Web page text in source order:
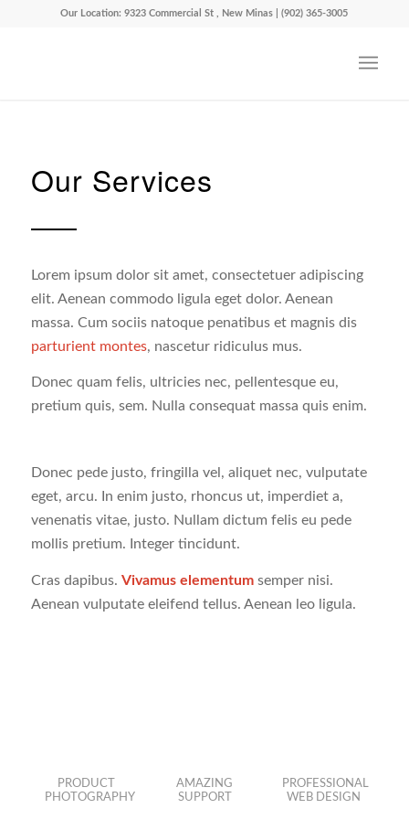
Our Location: 9323 Commercial St , New Minas | (902) 365-3005
Our Services
Lorem ipsum dolor sit amet, consectetuer adipiscing
elit. Aenean commodo ligula eget dolor. Aenean
massa. Cum sociis natoque penatibus et magnis dis
parturient montes, nascetur ridiculus mus.
Donec quam felis, ultricies nec, pellentesque eu,
pretium quis, sem. Nulla consequat massa quis enim.
Donec pede justo, fringilla vel, aliquet nec, vulputate
eget, arcu. In enim justo, rhoncus ut, imperdiet a,
venenatis vitae, justo. Nullam dictum felis eu pede
mollis pretium. Integer tincidunt.
Cras dapibus. Vivamus elementumsemper nisi.
Aenean vulputate eleifend tellus. Aenean leo ligula.
PRODUCT
PHOTOGRAPHY
AMAZING
SUPPORT
PROFESSIONAL
WEB DESIGN